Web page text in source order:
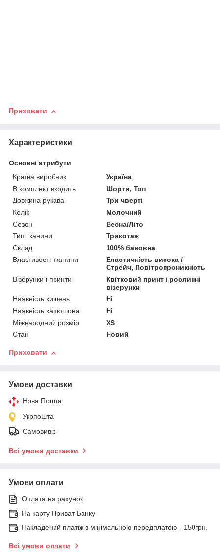
Приховати
Характеристики
Основні атрибути
Країна виробник
Україна
В комплект входить
Шорти, Топ
Довжина рукава
Три чверті
Колір
Молочний
Сезон
Весна/Літо
Тип тканини
Трикотаж
Склад
100% бавовна
Властивості тканини
Еластичність висока /
Стрейч, Повітропроникність
Візерунки і принти
Квітковий принт і рослинні
візерунки
Наявність кишень
Ні
Наявність капюшона
Ні
Міжнародний розмір
XS
Стан
Новий
Приховати
Умови доставки
Нова Пошта
Укрпошта
Самовивіз
Всі умови доставки
Умови оплати
Оплата на рахунок
На карту Приват Банку
Накладений платіж з мінімальною передплатою - 150грн.
Всі умови оплати